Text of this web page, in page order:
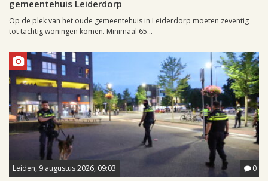
gemeentehuis Leiderdorp
Op de plek van het oude gemeentehuis in Leiderdorp moeten zeventig
tot tachtig woningen komen. Minimaal 65...
Leiden, 9 augustus 2026, 09:03 0